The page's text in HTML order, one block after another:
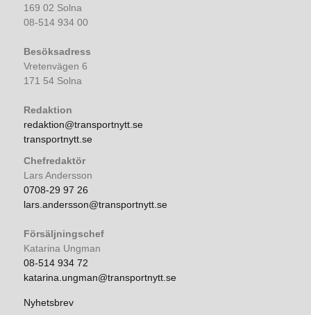
169 02 Solna
08-514 934 00
Besöksadress
Vretenvägen 6
171 54 Solna
Redaktion
redaktion@transportnytt.se
transportnytt.se
Chefredaktör
Lars Andersson
0708-29 97 26
lars.andersson@transportnytt.se
Försäljningschef
Katarina Ungman
08-514 934 72
katarina.ungman@transportnytt.se
Nyhetsbrev